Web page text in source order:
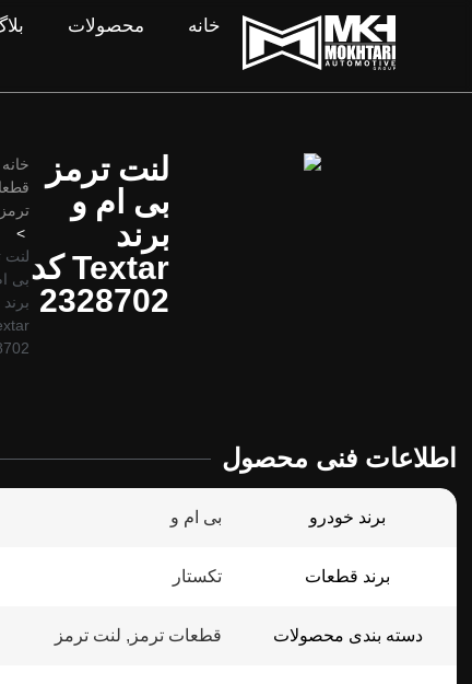
خانه محصولات
لنت ترمز
بی ام و
برند
Textar کد
2328702
خانه
ترمز
>
لنت
بی
برند
اطلاعات فنی محصول
برند خودرو بی ام و
برند قطعات تکستار
دسته بندی محصولات قطعات ترمز, لنت ترمز